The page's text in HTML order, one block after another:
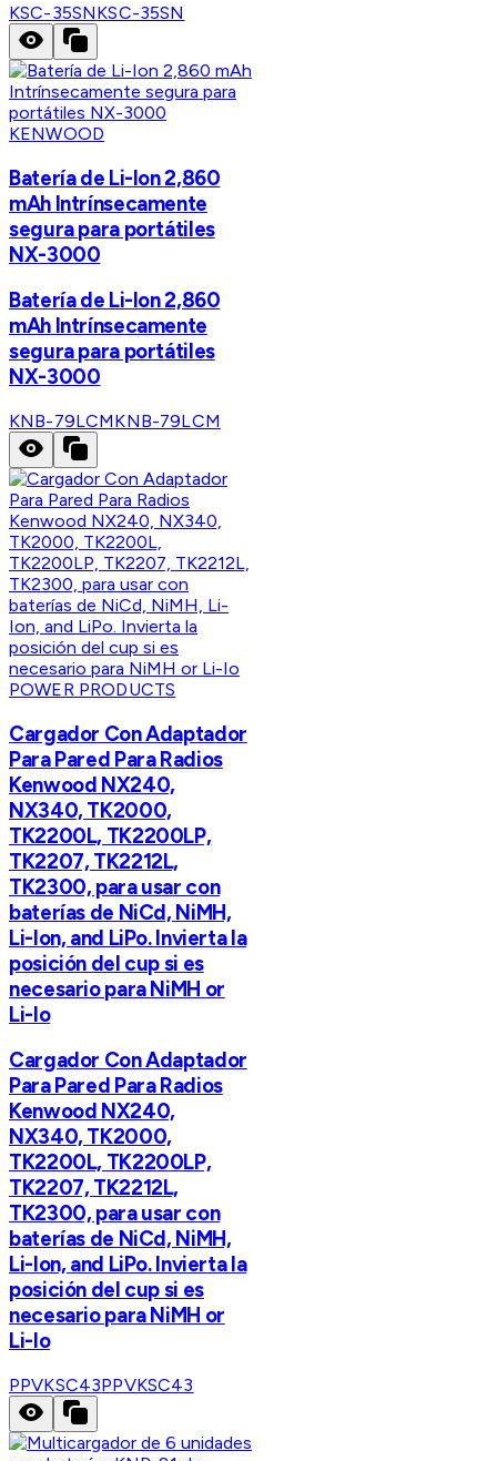
KSC-35SNKSC-35SN
KENWOOD
Batería de Li-Ion 2,860
mAh Intrínsecamente
segura para portátiles
NX-3000
Batería de Li-Ion 2,860
mAh Intrínsecamente
segura para portátiles
NX-3000
KNB-79LCMKNB-79LCM
POWER PRODUCTS
Cargador Con Adaptador
Para Pared Para Radios
Kenwood NX240,
NX340, TK2000,
TK2200L, TK2200LP,
TK2207, TK2212L,
TK2300, para usar con
baterías de NiCd, NiMH,
Li-Ion, and LiPo. Invierta la
posición del cup si es
necesario para NiMH or
Li-Io
Cargador Con Adaptador
Para Pared Para Radios
Kenwood NX240,
NX340, TK2000,
TK2200L, TK2200LP,
TK2207, TK2212L,
TK2300, para usar con
baterías de NiCd, NiMH,
Li-Ion, and LiPo. Invierta la
posición del cup si es
necesario para NiMH or
Li-Io
PPVKSC43PPVKSC43